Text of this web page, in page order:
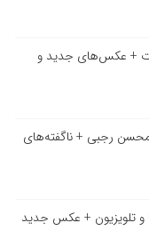
+ عکس‌های جدید و
رجبی + ناگفته‌های
و تلویزیون + عکس جدید